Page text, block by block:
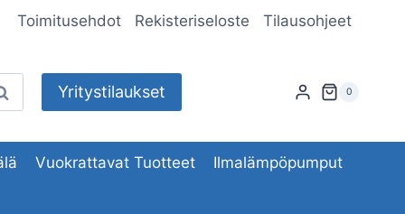
Toimitusehdot Rekisteriseloste Tilausohjeet
Yritystilaukset 0
Vuokrattavat Tuotteet Ilmalämpöpumput